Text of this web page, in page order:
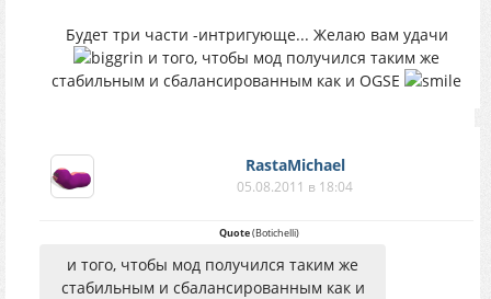
Будет три части -интригующе... Желаю вам удачи
и того, чтобы мод получился таким же
стабильным и сбалансированным как и OGSE
RastaMichael
05.08.2011 в 18:04
Quote(Botichelli)
и того, чтобы мод получился таким же
стабильным и сбалансированным как и